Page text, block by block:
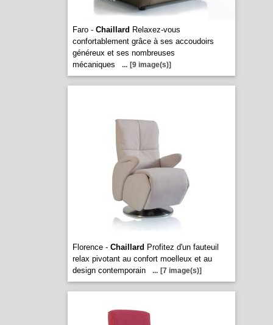
Faro - Chaillard Relaxez-vous
confortablement grâce à ses accoudoirs
généreux et ses nombreuses
mécaniques
... [9 image(s)]
Florence - Chaillard Profitez d'un fauteuil
relax pivotant au confort moelleux et au
design contemporain
... [7 image(s)]